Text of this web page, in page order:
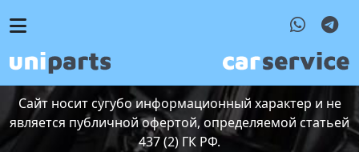
Сайт носит сугубо информационный характер и не
является публичной офертой, определяемой статьей
437 (2) ГК РФ.